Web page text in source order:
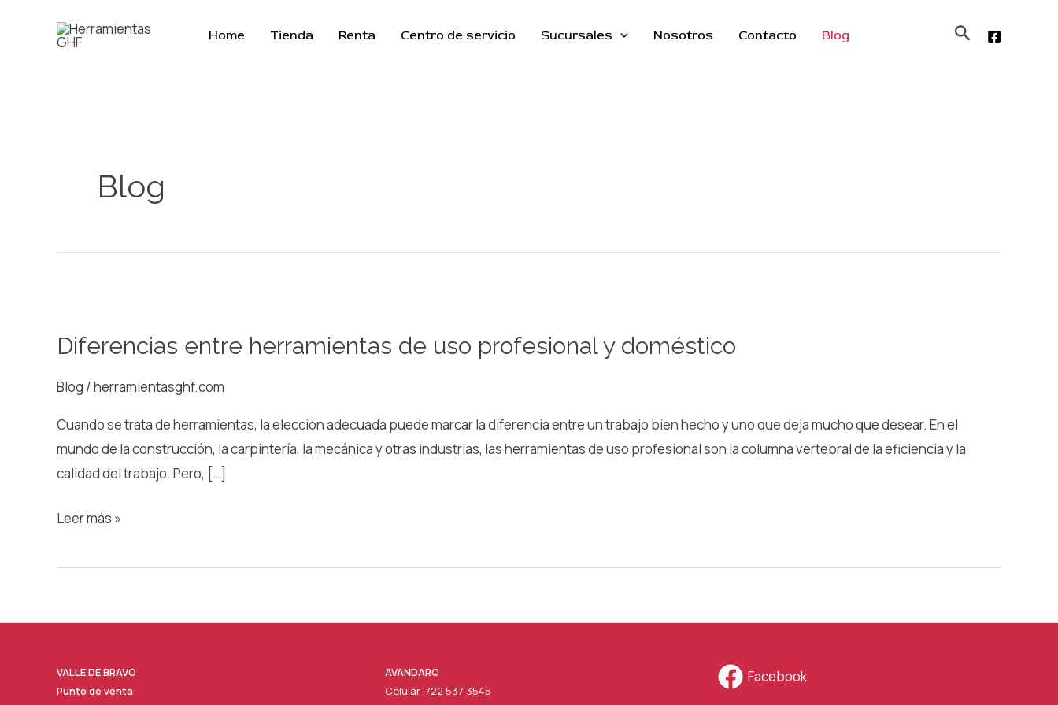
Home Tienda Renta Centro de servicio Sucursales Nosotros Contacto Blog Buscar
Blog
Diferencias entre herramientas de uso profesional y doméstico
Blog /herramientasghf.com
Cuando se trata de herramientas, la elección adecuada puede marcar la diferencia entre un trabajo bien hecho y uno que deja mucho que desear. En el
mundo de la construcción, la carpintería, la mecánica y otras industrias, las herramientas de uso profesional son la columna vertebral de la eficiencia y la
calidad del trabajo. Pero, […]
herramientas
uso
profesional
y
doméstico
Leer más »
VALLE DE BRAVO
Punto de venta
AVANDARO
Celular 722 537 3545
Facebook
Envíos a todo 🇲🇽 OK